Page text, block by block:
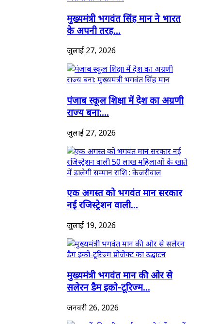
मुख्यमंत्री भगवंत सिंह मान ने भारत
के अपनी तरह...
जुलाई 27, 2026
पंजाब स्कूल शिक्षा में देश का अग्रणी
राज्य बना:...
जुलाई 27, 2026
एक अगस्त को भगवंत मान सरकार
नई रजिस्ट्रेशन वाली...
जुलाई 19, 2026
मुख्यमंत्री भगवंत मान की ओर से
सलेरन डैम इको-टूरिज्म...
जनवरी 26, 2026